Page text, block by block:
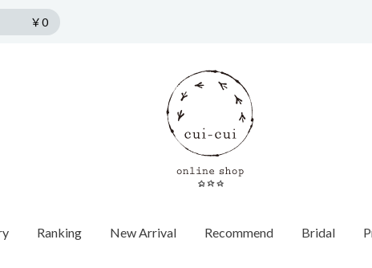
￥0
Ranking New Arrival Recommend Bridal